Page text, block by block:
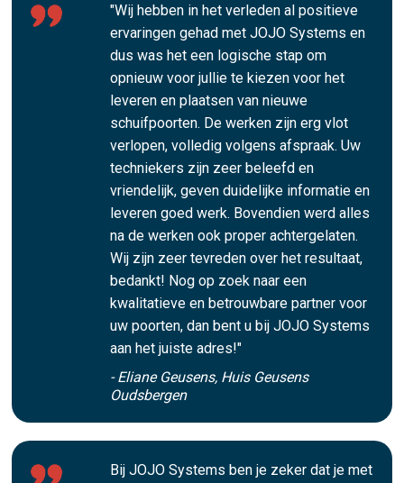
"Wij hebben in het verleden al positieve
ervaringen gehad met JOJO Systems en
dus was het een logische stap om
opnieuw voor jullie te kiezen voor het
leveren en plaatsen van nieuwe
schuifpoorten. De werken zijn erg vlot
verlopen, volledig volgens afspraak. Uw
techniekers zijn zeer beleefd en
vriendelijk, geven duidelijke informatie en
leveren goed werk. Bovendien werd alles
na de werken ook proper achtergelaten.
Wij zijn zeer tevreden over het resultaat,
bedankt! Nog op zoek naar een
kwalitatieve en betrouwbare partner voor
uw poorten, dan bent u bij JOJO Systems
aan het juiste adres!"
- Eliane Geusens, Huis Geusens
Oudsbergen
Bij JOJO Systems ben je zeker dat je met